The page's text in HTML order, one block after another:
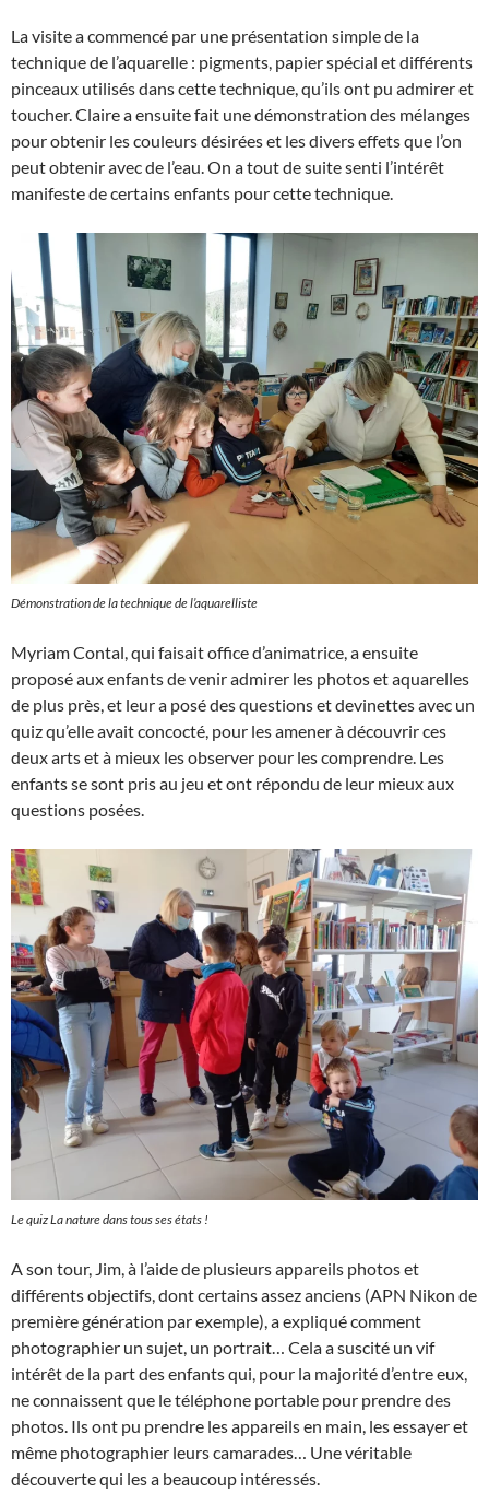
La visite a commencé par une présentation simple de la
technique de l’aquarelle : pigments, papier spécial et différents
pinceaux utilisés dans cette technique, qu’ils ont pu admirer et
toucher. Claire a ensuite fait une démonstration des mélanges
pour obtenir les couleurs désirées et les divers effets que l’on
peut obtenir avec de l’eau. On a tout de suite senti l’intérêt
manifeste de certains enfants pour cette technique.
Démonstration de la technique de l’aquarelliste
Myriam Contal, qui faisait office d’animatrice, a ensuite
proposé aux enfants de venir admirer les photos et aquarelles
de plus près, et leur a posé des questions et devinettes avec un
quiz qu’elle avait concocté, pour les amener à découvrir ces
deux arts et à mieux les observer pour les comprendre. Les
enfants se sont pris au jeu et ont répondu de leur mieux aux
questions posées.
Le quizLa nature dans tous ses états !
A son tour, Jim, à l’aide de plusieurs appareils photos et
différents objectifs, dont certains assez anciens (APN Nikon de
première génération par exemple), a expliqué comment
photographier un sujet, un portrait… Cela a suscité un vif
intérêt de la part des enfants qui, pour la majorité d’entre eux,
ne connaissent que le téléphone portable pour prendre des
photos. Ils ont pu prendre les appareils en main, les essayer et
même photographier leurs camarades… Une véritable
découverte qui les a beaucoup intéressés.